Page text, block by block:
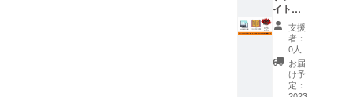
期が変
更にな
る可能
性があ
ります
ことを
ご了承
ます。
※パンフ
レット
は、
2023年
7月29日
の初上
CAMP
FIREの
アカウ
ント名
又は、
こちら
で編集
「みち
くさ能
勢」で
ランチ
をご一
緒した
後、映
にお名
前掲載
・パン
フレッ
トにお
名前掲
載（完
イトプ
ロ
デュー
サー」
とし
て、あ
なたの
支援
者：
0人
お届
け予
定：